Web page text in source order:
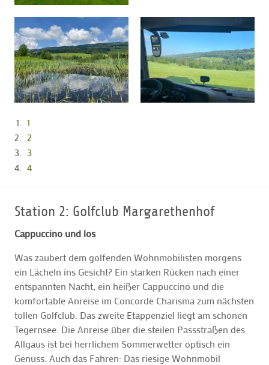
1
2
3
4
Station 2: Golfclub Margarethenhof
Cappuccino und los
Was zaubert dem golfenden Wohnmobilisten morgens
ein Lächeln ins Gesicht? Ein starken Rücken nach einer
entspannten Nacht, ein heißer Cappuccino und die
komfortable Anreise im Concorde Charisma zum nächsten
tollen Golfclub. Das zweite Etappenziel liegt am schönen
Tegernsee. Die Anreise über die steilen Passstraßen des
Allgäus ist bei herrlichem Sommerwetter optisch ein
Genuss. Auch das Fahren: Das riesige Wohnmobil